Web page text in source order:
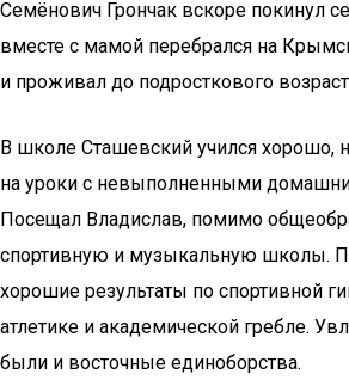
Семёнович Грончак вскоре покинул
вместе с мамой перебрался на
и проживал до подросткового
В школе Сташевский учился хорошо,
на уроки с невыполненными
Посещал Владислав, помимо
спортивную и музыкальную школы.
хорошие результаты по спортивной
атлетике и академической гребле.
были и восточные единоборства.